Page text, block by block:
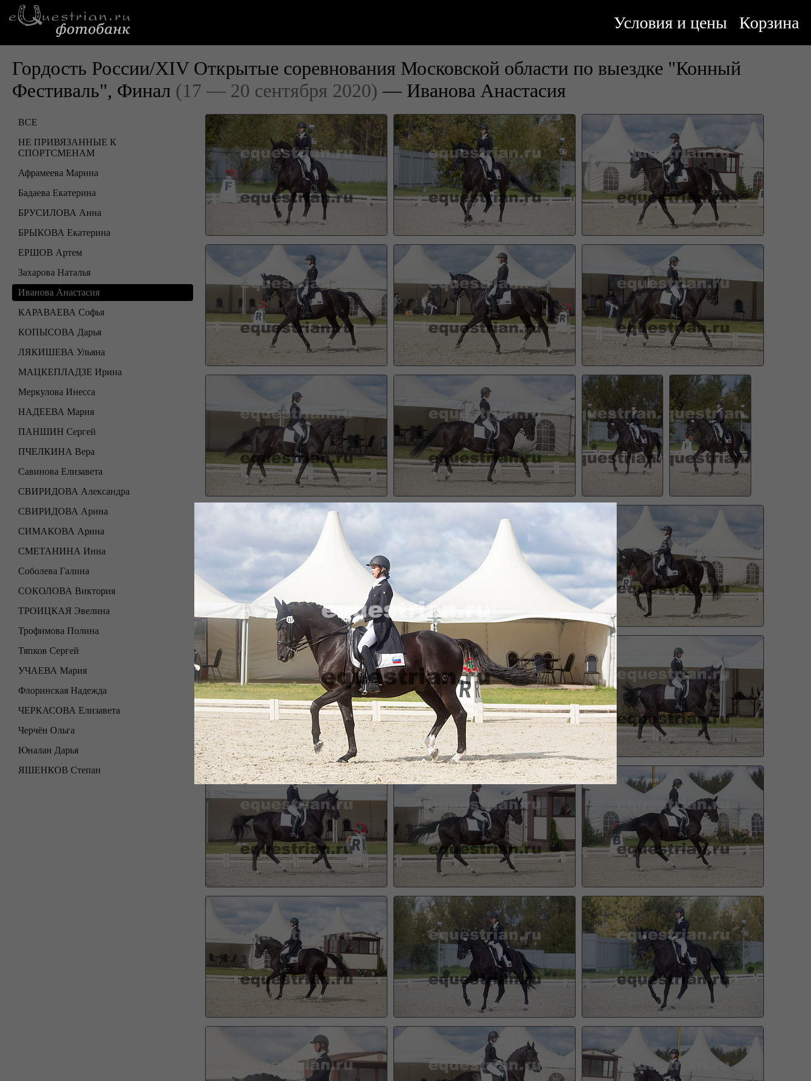
Корзина
Условия и цены
Гордость России/XIV Открытые соревнования Московской области по выездке "Конный
Фестиваль", Финал (17 — 20 сентября 2020) — Иванова Анастасия
ВСЕ
НЕ ПРИВЯЗАННЫЕ К
СПОРТСМЕНАМ
Афрамеева Марина
Бадаева Екатерина
БРУСИЛОВА Анна
БРЫКОВА Екатерина
ЕРШОВ Артем
Захарова Наталья
Иванова Анастасия
КАРАВАЕВА Софья
КОПЫСОВА Дарья
ЛЯКИШЕВА Ульяна
МАЦКЕПЛАДЗЕ Ирина
Меркулова Инесса
НАДЕЕВА Мария
ПАНШИН Сергей
ПЧЕЛКИНА Вера
Савинова Елизавета
СВИРИДОВА Александра
СВИРИДОВА Арина
СИМАКОВА Арина
СМЕТАНИНА Инна
Соболева Галина
СОКОЛОВА Виктория
ТРОИЦКАЯ Эвелина
Трофимова Полина
Тяпков Сергей
УЧАЕВА Мария
Флоринская Надежда
ЧЕРКАСОВА Елизавета
Черчён Ольга
Юналан Дарья
ЯШЕНКОВ Степан